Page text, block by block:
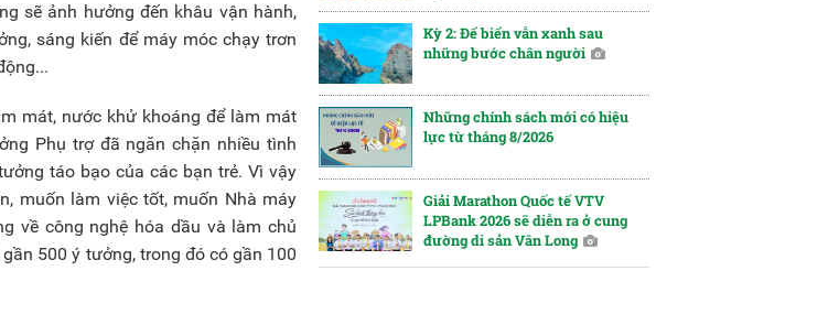
sẽ ảnh hưởng đến khâu vận hành,
sáng kiến để máy móc chạy trơn
mát, nước khử khoáng để làm mát
Phụ trợ đã ngăn chặn nhiều tình
táo bạo của các bạn trẻ. Vì vậy
muốn làm việc tốt, muốn Nhà máy
về công nghệ hóa dầu và làm chủ
500 ý tưởng, trong đó có gần 100
Kỳ 2: Để biển vẫn xanh sau
những bước chân người
Những chính sách mới có hiệu
lực từ tháng 8/2026
Giải Marathon Quốc tế VTV
LPBank 2026 sẽ diễn ra ở cung
đường di sản Vân Long